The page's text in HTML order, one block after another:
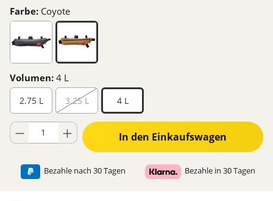
Farbe: Coyote
Volumen: 4 L
2.75 L 3.25 L 4 L
Produkt Anzahl: Gib den gewünschten Wert ein oder benutze die
In den Einkaufswagen
Bezahle nach 30 Tagen Bezahle in 30 Tagen